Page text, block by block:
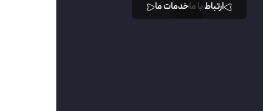
ارتباط با ماخدمات ما